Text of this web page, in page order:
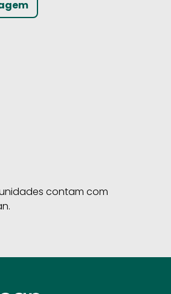
contam com